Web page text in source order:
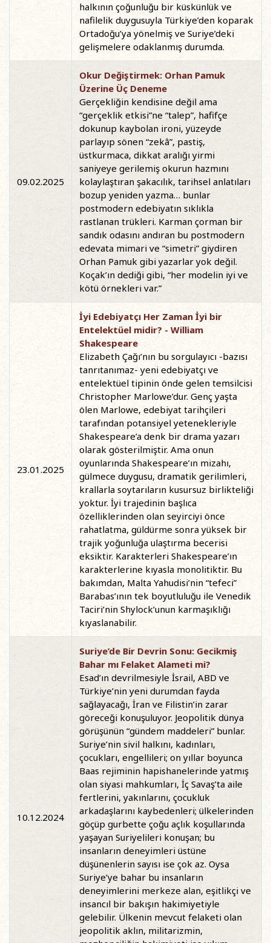
halkının çoğunluğu bir küskünlük ve
nafilelik duygusuyla Türkiye’den koparak
Ortadoğu’ya yönelmiş ve Suriye’deki
gelişmelere odaklanmış durumda.
09.02.2025
Okur Değiştirmek: Orhan Pamuk
Üzerine Üç Deneme
Gerçekliğin kendisine değil ama
“gerçeklik etkisi”ne “talep”, hafifçe
dokunup kaybolan ironi, yüzeyde
parlayıp sönen “zekâ”, pastiş,
üstkurmaca, dikkat aralığı yirmi
saniyeye gerilemiş okurun hazmını
kolaylaştıran şakacılık, tarihsel anlatıları
bozup yeniden yazma… bunlar
postmodern edebiyatın sıklıkla
rastlanan trükleri. Karman çorman bir
sandık odasını andıran bu postmodern
edevata mimari ve “simetri” giydiren
Orhan Pamuk gibi yazarlar yok değil.
Koçak’ın dediği gibi, “her modelin iyi ve
kötü örnekleri var.”
23.01.2025
İyi Edebiyatçı Her Zaman İyi bir
Entelektüel midir? - William
Shakespeare
Elizabeth Çağı’nın bu sorgulayıcı -bazısı
tanrıtanımaz- yeni edebiyatçı ve
entelektüel tipinin önde gelen temsilcisi
Christopher Marlowe’dur. Genç yaşta
ölen Marlowe, edebiyat tarihçileri
tarafından potansiyel yetenekleriyle
Shakespeare’a denk bir drama yazarı
olarak gösterilmiştir. Ama onun
oyunlarında Shakespeare’ın mizahı,
gülmece duygusu, dramatik gerilimleri,
krallarla soytarıların kusursuz birlikteliği
yoktur. İyi trajedinin başlıca
özelliklerinden olan seyirciyi önce
rahatlatma, güldürme sonra yüksek bir
trajik yoğunluğa ulaştırma becerisi
eksiktir. Karakterleri Shakespeare’ın
karakterlerine kıyasla monolitiktir. Bu
bakımdan, Malta Yahudisi’nin “tefeci”
Barabas’ının tek boyutluluğu ile Venedik
Taciri’nin Shylock’unun karmaşıklığı
kıyaslanabilir.
10.12.2024
Suriye’de Bir Devrin Sonu: Gecikmiş
Bahar mı Felaket Alameti mi?
Esad’ın devrilmesiyle İsrail, ABD ve
Türkiye’nin yeni durumdan fayda
sağlayacağı, İran ve Filistin’in zarar
göreceği konuşuluyor. Jeopolitik dünya
görüşünün “gündem maddeleri” bunlar.
Suriye’nin sivil halkını, kadınları,
çocukları, engellileri; on yıllar boyunca
Baas rejiminin hapishanelerinde yatmış
olan siyasi mahkumları, İç Savaş’ta aile
fertlerini, yakınlarını, çocukluk
arkadaşlarını kaybedenleri; ülkelerinden
göçüp gurbette çoğu açlık koşullarında
yaşayan Suriyelileri konuşan; bu
insanların deneyimleri üstüne
düşünenlerin sayısı ise çok az. Oysa
Suriye’ye bahar bu insanların
deneyimlerini merkeze alan, eşitlikçi ve
insancıl bir bakışın hakimiyetiyle
gelebilir. Ülkenin mevcut felaketi olan
jeopolitik aklın, militarizmin,